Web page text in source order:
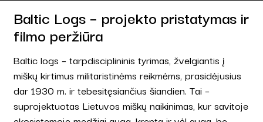
Baltic Logs – projekto pristatymas ir
filmo peržiūra
Baltic logs – tarpdisciplininis tyrimas, žvelgiantis į
miškų kirtimus militaristinėms reikmėms, prasidėjusius
dar 1930 m. ir tebesitęsiančius šiandien. Tai –
suprojektuotas Lietuvos miškų naikinimas, kur savitoje